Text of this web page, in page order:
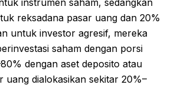
reksadana pasar uang dan 20%
untuk investor agresif, mereka
saham dengan porsi
dengan aset deposito atau
uang dialokasikan sekitar 20%–